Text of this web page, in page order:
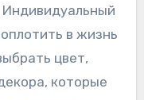
в жизнь
цвет,
которые